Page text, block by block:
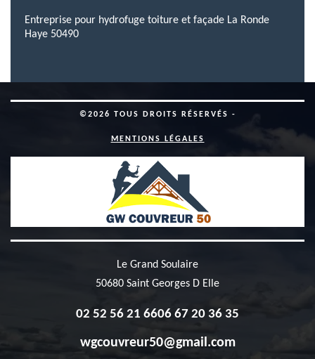
Entreprise pour hydrofuge toiture et façade La Ronde
Haye 50490
©2026 TOUS DROITS RÉSERVÉS -
MENTIONS LÉGALES
Le Grand Soulaire
50680 Saint Georges D Elle
02 52 56 21 6606 67 20 36 35
wgcouvreur50@gmail.com